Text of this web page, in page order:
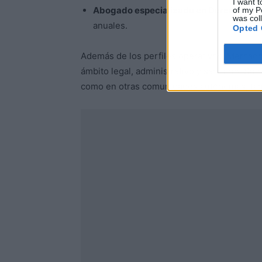
of my
was
Opted
Abogado especializado en Derecho
anuales.
Además de los perfiles operativos,
ámbito legal, administrativo y sanitario. Su
como en otras comunidades autónomas,